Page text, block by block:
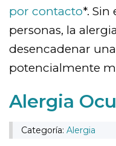
por contacto*.
personas, la
desencadenar
potencialmente
Alergia
Categoría: Alergia